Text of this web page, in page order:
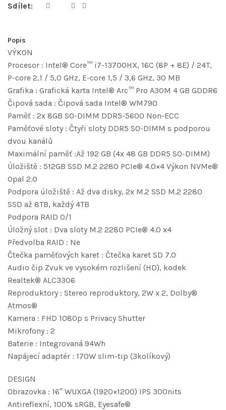
Sdílet:
Popis
VÝKON
Procesor : Intel® Core™ i7-13700HX, 16C (8P + 8E) / 24T,
P-core 2,1 / 5,0 GHz, E-core 1,5 / 3,6 GHz, 30 MB
Grafika : Grafická karta Intel® Arc™ Pro A30M 4 GB GDDR6
Čipová sada : Čipová sada Intel® WM790
Paměť : 2x 8GB SO-DIMM DDR5-5600 Non-ECC
Paměťové sloty : Čtyři sloty DDR5 SO-DIMM s podporou
dvou kanálů
Maximální paměť :Až 192 GB (4x 48 GB DDR5 SO-DIMM)
Úložiště : 512GB SSD M.2 2280 PCIe® 4.0×4 Výkon NVMe®
Opal 2.0
Podpora úložiště : Až dva disky, 2x M.2 SSD M.2 2280
SSD až 8TB, každý 4TB
Podpora RAID 0/1
Úložný slot : Dva sloty M.2 2280 PCIe® 4.0 x4
Předvolba RAID : Ne
Čtečka paměťových karet : Čtečka karet SD 7.0
Audio čip Zvuk ve vysokém rozlišení (HD), kodek
Realtek® ALC3306
Reproduktory : Stereo reproduktory, 2W x 2, Dolby®
Atmos®
Kamera : FHD 1080p s Privacy Shutter
Mikrofony : 2
Baterie : Integrovaná 94Wh
Napájecí adaptér : 170W slim-tip (3kolíkový)
DESIGN
Obrazovka : 16″ WUXGA (1920×1200) IPS 300nits
Antireflexní, 100% sRGB, Eyesafe®